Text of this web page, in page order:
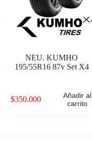
NEU. KUMHO
195/55R16 87v Set X4
$350.000
Añadir al
carrito